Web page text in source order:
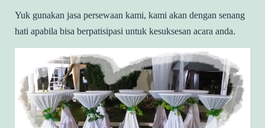
Yuk gunakan jasa persewaan kami, kami akan dengan senang
hati apabila bisa berpatisipasi untuk kesuksesan acara anda.